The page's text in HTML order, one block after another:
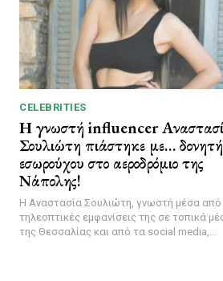
CELEBRITIES
Η γνωστή influencer
Σουλιώτη πιάστηκε με… δονητή
εσωρούχου στο αεροδρόμιο της
Νάπολης!
Η Αναστασία Σουλιώτη, γνωστή μέσα από
τηλεοπτικές εμφανίσεις της σε τοπικά
της Θεσσαλίας και από τα social media,...